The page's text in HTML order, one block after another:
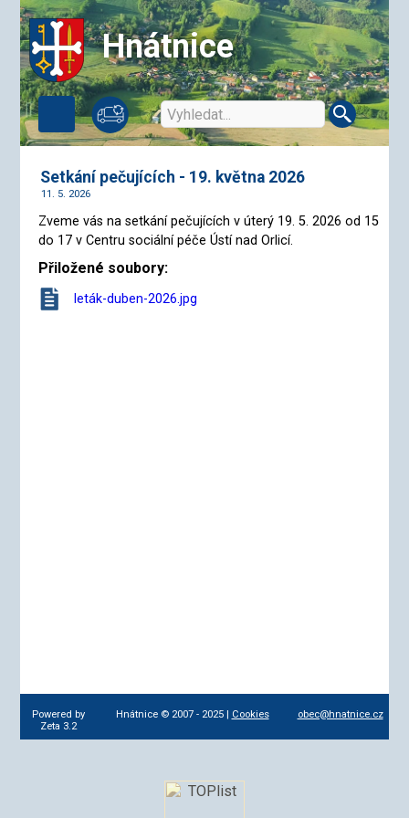
Hnátnice
Setkání pečujících - 19. května 2026
11. 5. 2026
Zveme vás na setkání pečujících v úterý 19. 5. 2026 od 15
do 17 v Centru sociální péče Ústí nad Orlicí.
Přiložené soubory:
leták-duben-2026.jpg
Powered by
Zeta 3.2
Hnátnice © 2007 - 2025 | Cookies obec@hnatnice.cz